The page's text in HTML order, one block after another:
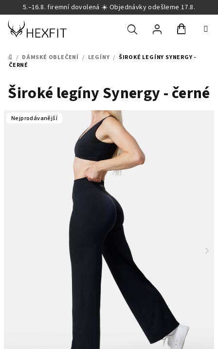
na
obsah
5.–16.8. firemní dovolená ☀️ Objednávky odešleme 17.8.
DOMŮ
/ DÁMSKÉ OBLEČENÍ / LEGÍNY / ŠIROKÉ LEGÍNY SYNERGY -
ČERNÉ
Široké legíny Synergy - černé
Nejprodávanější